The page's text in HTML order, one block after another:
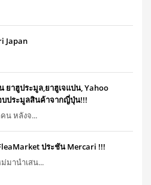
Japan
ยาฮูประมูล,ยาฮูเจแปน, Yahoo
ประมูลสินค้าจากญี่ปุ่น!!!
น หลังจ...
ประชัน Mercari !!!
มานำเสน...